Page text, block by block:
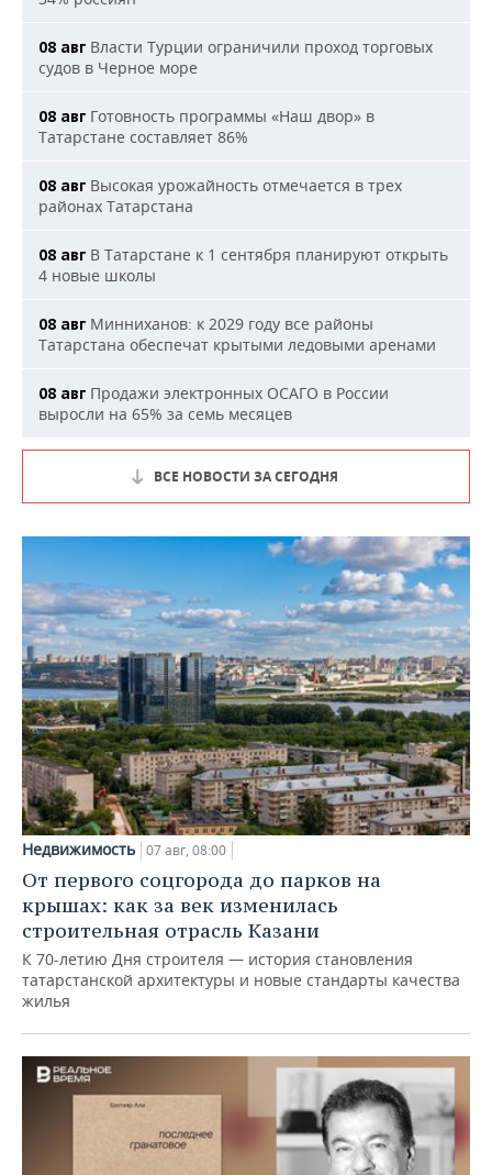
08 авг Власти Турции ограничили проход торговых
судов в Черное море
08 авг Готовность программы «Наш двор» в
Татарстане составляет 86%
08 авг Высокая урожайность отмечается в трех
районах Татарстана
08 авг В Татарстане к 1 сентября планируют открыть
4 новые школы
08 авг Минниханов: к 2029 году все районы
Татарстана обеспечат крытыми ледовыми аренами
08 авг Продажи электронных ОСАГО в России
выросли на 65% за семь месяцев
ВСЕ НОВОСТИ ЗА СЕГОДНЯ
Недвижимость 07 авг, 08:00
От первого соцгорода до парков на
крышах: как за век изменилась
строительная отрасль Казани
К 70-летию Дня строителя — история становления
татарстанской архитектуры и новые стандарты качества
жилья